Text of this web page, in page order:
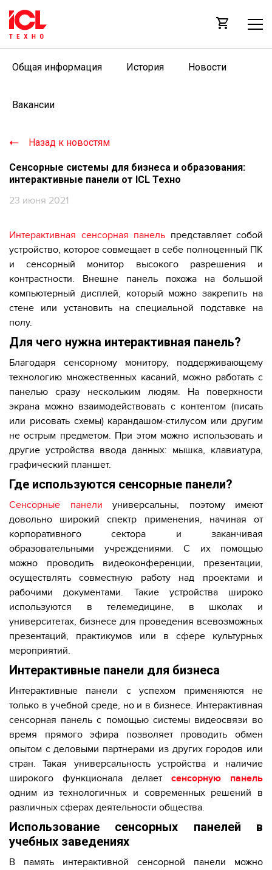
Общая информация История Новости
Вакансии
Назад к новостям
Сенсорные системы для бизнеса и образования:
интерактивные панели от ICL Техно
23 июня 2021
Интерактивная сенсорная панель представляет собой
устройство, которое совмещает в себе полноценный ПК
и сенсорный монитор высокого разрешения и
контрастности. Внешне панель похожа на большой
компьютерный дисплей, который можно закрепить на
стене или установить на специальной подставке на
полу.
Для чего нужна интерактивная панель?
Благодаря сенсорному монитору, поддерживающему
технологию множественных касаний, можно работать с
панелью сразу нескольким людям. На поверхности
экрана можно взаимодействовать с контентом (писать
или рисовать схемы) карандашом-стилусом или другим
не острым предметом. При этом можно использовать и
другие устройства ввода данных: мышка, клавиатура,
графический планшет.
Где используются сенсорные панели?
Сенсорные панели универсальны, поэтому имеют
довольно широкий спектр применения, начиная от
корпоративного сектора и заканчивая
образовательными учреждениями. С их помощью
можно проводить видеоконференции, презентации,
осуществлять совместную работу над проектами и
рабочими документами. Такие устройства широко
используются в телемедицине, в школах и
университетах, бизнесе для проведения всевозможных
презентаций, практикумов или в сфере культурных
мероприятий.
Интерактивные панели для бизнеса
Интерактивные панели с успехом применяются не
только в учебной среде, но и в бизнесе. Интерактивная
сенсорная панель с помощью системы видеосвязи во
время прямого эфира позволяет проводить обмен
опытом с деловыми партнерами из других городов или
стран. Такая универсальность устройства и наличие
широкого функционала делает сенсорную панель
одним из технологичных и современных решений в
различных сферах деятельности общества.
Использование сенсорных панелей в
учебных заведениях
В память интерактивной сенсорной панели можно